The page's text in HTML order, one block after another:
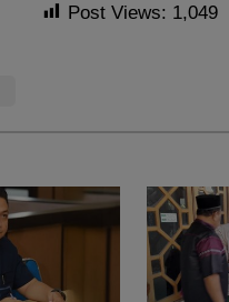
Post Views: 1,049